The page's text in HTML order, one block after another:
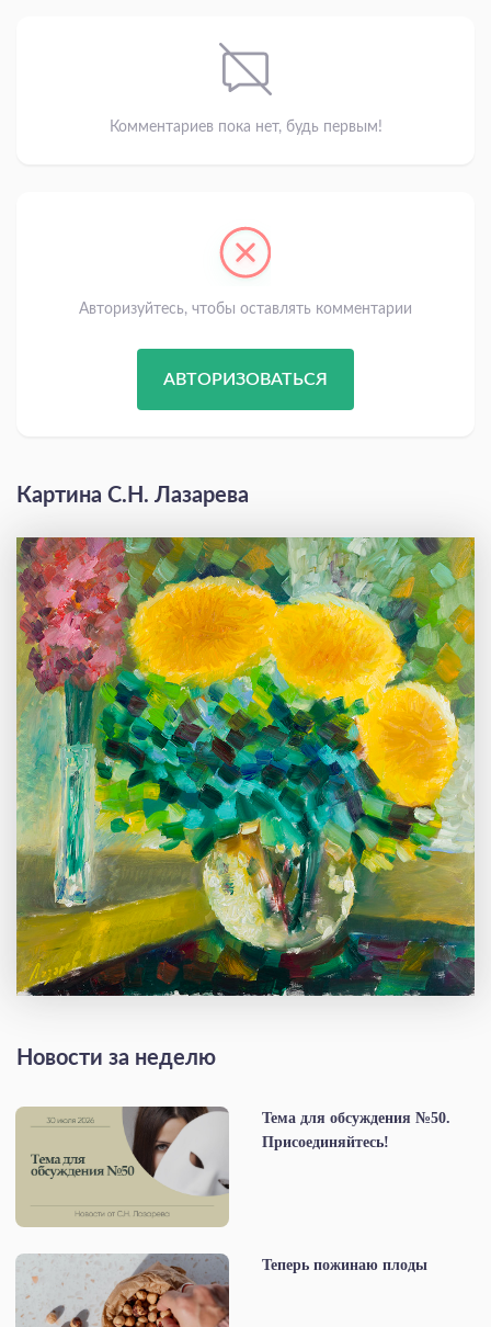
Комментариев пока нет, будь первым!
Авторизуйтесь, чтобы оставлять комментарии
АВТОРИЗОВАТЬСЯ
Картина С.Н. Лазарева
Новости за неделю
Тема для обсуждения №50.
Присоединяйтесь!
Теперь пожинаю плоды